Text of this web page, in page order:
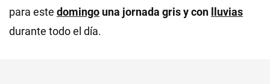
para este domingo una jornada gris y con
lluvias
durante todo el día.